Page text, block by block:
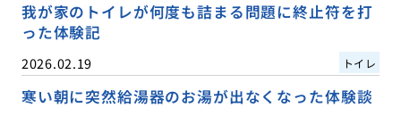
我が家のトイレが何度も詰まる問題に終止符を打
った体験記
2026.02.19 トイレ
寒い朝に突然給湯器のお湯が出なくなった体験談